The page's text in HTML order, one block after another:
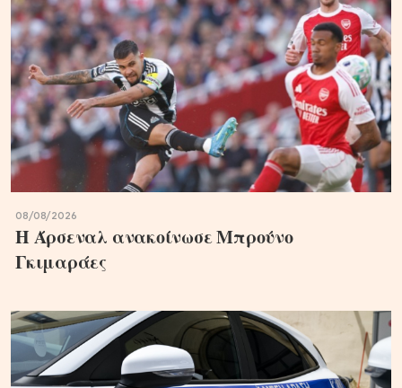
08/08/2026
Η Άρσεναλ ανακοίνωσε Μπρούνο
Γκιμαράες